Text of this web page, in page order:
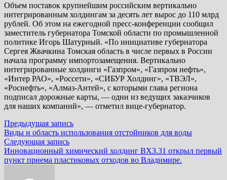
Объем поставок крупнейшим российским вертикально
интегрированным холдингам за десять лет вырос до 110 млрд
рублей. Об этом на ежегодной пресс-конференции сообщил
заместитель губернатора Томской области по промышленной
политике Игорь Шатурный. «По инициативе губернатора
Сергея Жвачкина Томская область в числе первых в России
начала программу импортозамещения. Вертикально
интегрированные холдинги «Газпром», «Газпром нефть»,
«Интер РАО», «Россети», «СИБУР Холдинг», «ТВЭЛ»,
«Роснефть», «Алмаз-Антей», с которыми глава региона
подписал дорожные карты, — одни из ведущих заказчиков
для наших компаний», — отметил вице-губернатор.
Навигация
по
записям
Предыдущая записьПредыдущая
запись:
Виды и область использования отстойников для воды
Следующая записьСледующая
запись:
Инновационный химический холдинг ВХЗ.31 открыл первый
пункт приема пластиковых отходов во Владимире.